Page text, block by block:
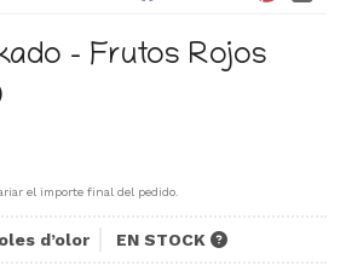
- Frutos Rojos
el importe final del pedido.
d’olor EN STOCK